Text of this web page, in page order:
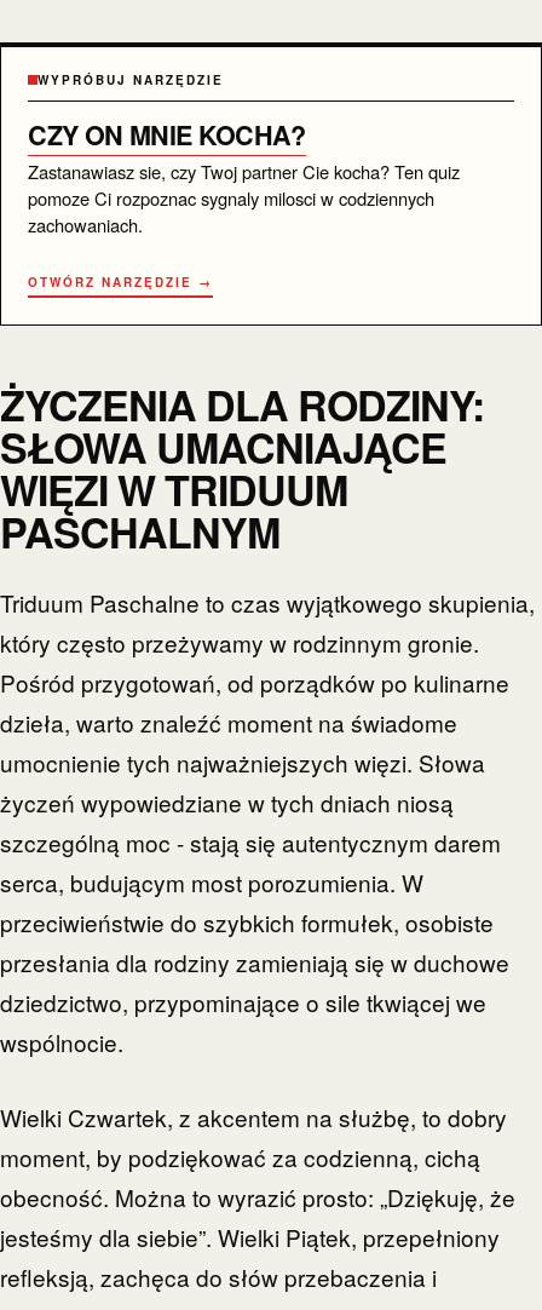
WYPRÓBUJ NARZĘDZIE
CZY ON MNIE KOCHA?
Zastanawiasz sie, czy Twoj partner Cie kocha? Ten quiz
pomoze Ci rozpoznac sygnaly milosci w codziennych
zachowaniach.
OTWÓRZ NARZĘDZIE →
ŻYCZENIA DLA RODZINY:
SŁOWA UMACNIAJĄCE
WIĘZI W TRIDUUM
PASCHALNYM
Triduum Paschalne to czas wyjątkowego skupienia,
który często przeżywamy w rodzinnym gronie.
Pośród przygotowań, od porządków po kulinarne
dzieła, warto znaleźć moment na świadome
umocnienie tych najważniejszych więzi. Słowa
życzeń wypowiedziane w tych dniach niosą
szczególną moc - stają się autentycznym darem
serca, budującym most porozumienia. W
przeciwieństwie do szybkich formułek, osobiste
przesłania dla rodziny zamieniają się w duchowe
dziedzictwo, przypominające o sile tkwiącej we
wspólnocie.
Wielki Czwartek, z akcentem na służbę, to dobry
moment, by podziękować za codzienną, cichą
obecność. Można to wyrazić prosto: „Dziękuję, że
jesteśmy dla siebie”. Wielki Piątek, przepełniony
refleksją, zachęca do słów przebaczenia i